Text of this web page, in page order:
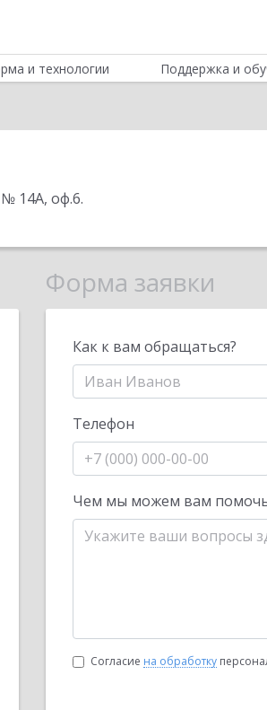
и технологии Поддержка и
№ 14А, оф.6.
Форма заявки
Как к вам обращаться?
Телефон
Чем мы можем вам
Согласие на обработку